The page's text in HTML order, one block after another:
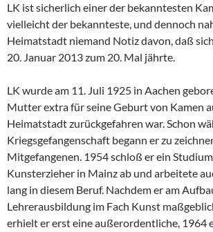
LK ist sicherlich einer der bekanntesten
vielleicht der bekannteste, und dennoch
Heimatstadt niemand Notiz davon, daß
20. Januar 2013 zum 20. Mal jährte.
LK wurde am 11. Juli 1925 in Aachen
Mutter extra für seine Geburt von Kamen
Heimatstadt zurückgefahren war. Schon
Kriegsgefangenschaft begann er zu
Mitgefangenen. 1954 schloß er ein
Kunsterzieher in Mainz ab und arbeitete
lang in diesem Beruf. Nachdem er am
Lehrerausbildung im Fach Kunst
erhielt er erst eine außerordentliche, 1964